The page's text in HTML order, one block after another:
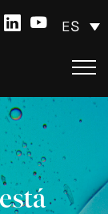
ES